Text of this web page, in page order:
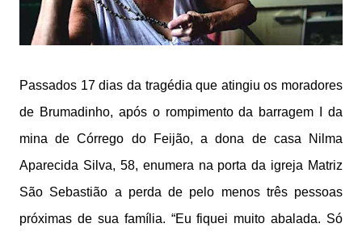
Passados 17 dias da tragédia que atingiu os moradores
de Brumadinho, após o rompimento da barragem I da
mina de Córrego do Feijão, a dona de casa Nilma
Aparecida Silva, 58, enumera na porta da igreja Matriz
São Sebastião a perda de pelo menos três pessoas
próximas de sua família. “Eu fiquei muito abalada. Só